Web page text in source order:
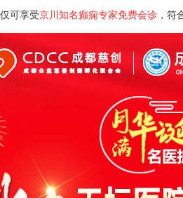
可享受京川知名癫痫专家免费会诊 ， 符